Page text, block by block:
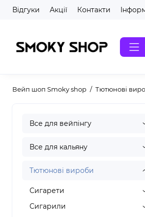
Відгуки Акції Контакти
Вейп шоп Smoky shop Тютюнові
Все для вейпінгу
Все для кальяну
Тютюнові вироби
Сигарети
Сигарили